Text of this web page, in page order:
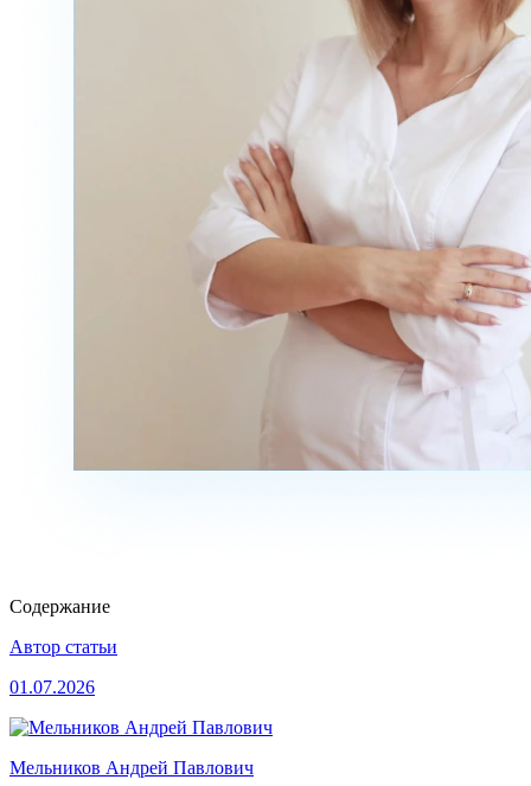
Содержание
Автор статьи
01.07.2026
Мельников Андрей Павлович